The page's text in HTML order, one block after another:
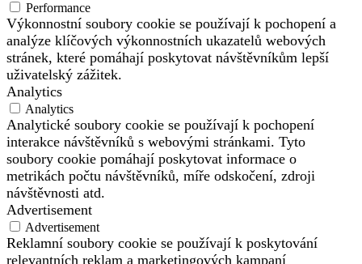
Performance
Výkonnostní soubory cookie se používají k pochopení a
analýze klíčových výkonnostních ukazatelů webových
stránek, které pomáhají poskytovat návštěvníkům lepší
uživatelský zážitek.
Analytics
Analytics
Analytické soubory cookie se používají k pochopení
interakce návštěvníků s webovými stránkami. Tyto
soubory cookie pomáhají poskytovat informace o
metrikách počtu návštěvníků, míře odskočení, zdroji
návštěvnosti atd.
Advertisement
Advertisement
Reklamní soubory cookie se používají k poskytování
relevantních reklam a marketingových kampaní